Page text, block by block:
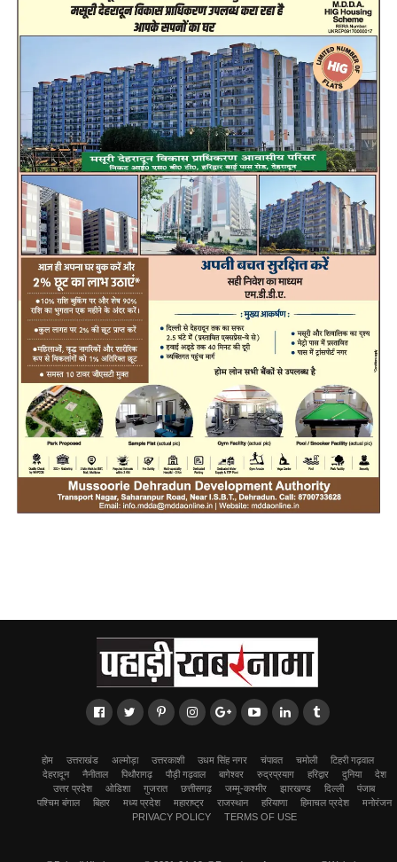
होम उत्तराखंड अल्मोड़ा उत्तरकाशी उधम सिंह नगर चंपावत चमोली
टिहरी गढ़वाल
देहरादून
नैनीताल पिथौरागढ़ पौड़ी गढ़वाल बागेश्वर रुद्रप्रयाग हरिद्वार दुनिया
देश
उत्तर प्रदेश
ओडिशा गुजरात छत्तीसगढ़ जम्मू-कश्मीर झारखण्ड दिल्ली
पंजाब
पश्चिम बंगाल
बिहार मध्य प्रदेश महाराष्ट्र राजस्थान हरियाणा हिमाचल प्रदेश
मनोरंजन
PRIVACY POLICY
TERMS OF USE